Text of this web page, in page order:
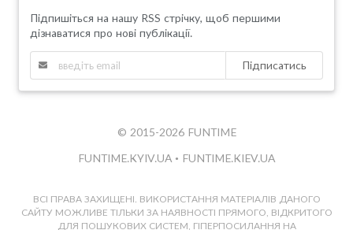
Підпишіться на нашу RSS стрічку, щоб першими
дізнаватися про нові публікації.
Підписатись
© 2015-2026 FUNTIME
FUNTIME.KYIV.UA • FUNTIME.KIEV.UA
ВСІ ПРАВА ЗАХИЩЕНІ. ВИКОРИСТАННЯ МАТЕРІАЛІВ ДАНОГО
САЙТУ МОЖЛИВЕ ТІЛЬКИ ЗА НАЯВНОСТІ ПРЯМОГО, ВІДКРИТОГО
ДЛЯ ПОШУКОВИХ СИСТЕМ, ГІПЕРПОСИЛАННЯ НА